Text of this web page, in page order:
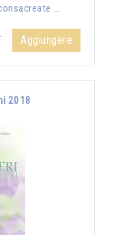
…
Aggiungere
2018